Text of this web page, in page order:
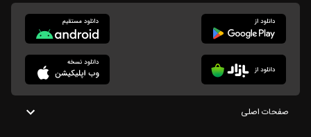
صفحات اصلی